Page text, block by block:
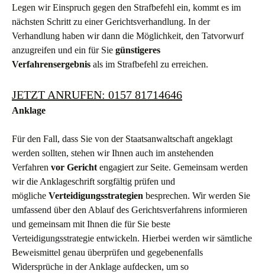
Legen wir Einspruch gegen den Strafbefehl ein, kommt es im
nächsten Schritt zu einer Gerichtsverhandlung. In der
Verhandlung haben wir dann die Möglichkeit, den Tatvorwurf
anzugreifen und ein für Sie günstigeres
Verfahrensergebnis als im Strafbefehl zu erreichen.
JETZT ANRUFEN: 0157 81714646
Anklage
Für den Fall, dass Sie von der Staatsanwaltschaft angeklagt
werden sollten, stehen wir Ihnen auch im anstehenden
Verfahren vor Gericht engagiert zur Seite. Gemeinsam werden
wir die Anklageschrift sorgfältig prüfen und
mögliche Verteidigungsstrategien besprechen. Wir werden Sie
umfassend über den Ablauf des Gerichtsverfahrens informieren
und gemeinsam mit Ihnen die für Sie beste
Verteidigungsstrategie entwickeln. Hierbei werden wir sämtliche
Beweismittel genau überprüfen und gegebenenfalls
Widersprüche in der Anklage aufdecken, um so